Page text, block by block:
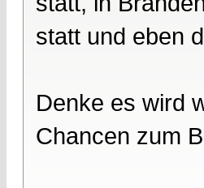
statt und eben
Denke es wird
Chancen zum